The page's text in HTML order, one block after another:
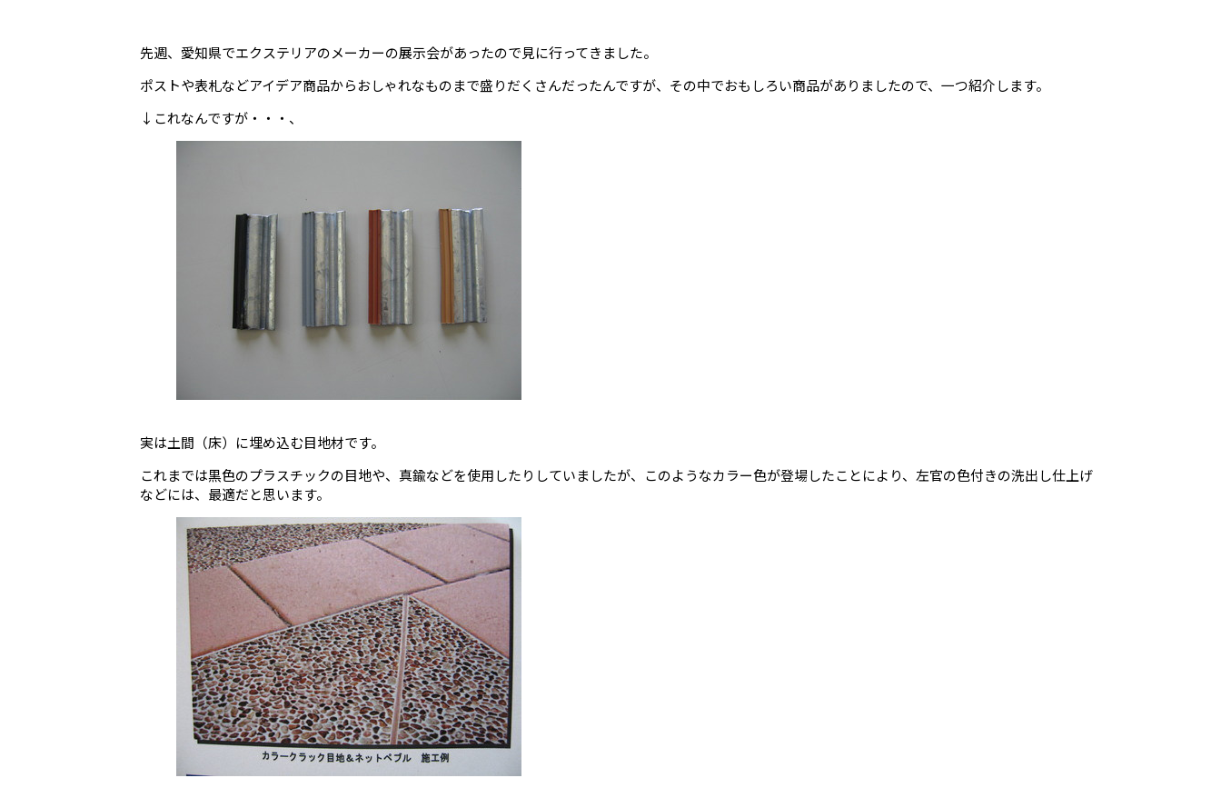
先週、愛知県でエクステリアのメーカーの展示会があったので見に行ってきました。
ポストや表札などアイデア商品からおしゃれなものまで盛りだくさんだったんですが、その中でおもしろい商品がありましたので、一つ紹介します。
↓これなんですが・・・、
実は土間（床）に埋め込む目地材です。
これまでは黒色のプラスチックの目地や、真鍮などを使用したりしていましたが、このようなカラー色が登場したことにより、左官の色付きの洗出し仕上げ
などには、最適だと思います。